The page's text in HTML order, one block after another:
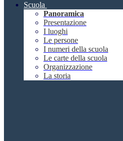
Scuola
Panoramica
Presentazione
I luoghi
Le persone
I numeri della scuola
Le carte della scuola
Organizzazione
La storia